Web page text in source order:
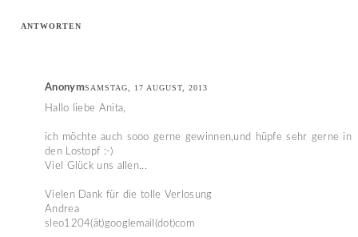
ANTWORTEN
AnonymSAMSTAG, 17 AUGUST, 2013
Hallo liebe Anita,
ich möchte auch sooo gerne gewinnen,und hüpfe sehr gerne in
den Lostopf :-)
Viel Glück uns allen...
Vielen Dank für die tolle Verlosung
Andrea
sleo1204(ät)googlemail(dot)com